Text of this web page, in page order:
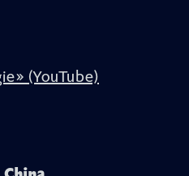
(YouTube)